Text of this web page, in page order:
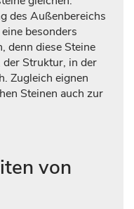
des Außenbereichs
besonders
denn diese Steine
Struktur, in der
Zugleich eignen
Steinen auch zur
von